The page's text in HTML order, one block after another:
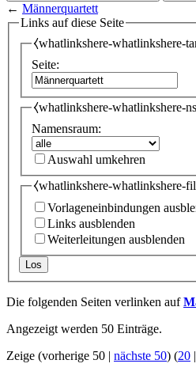
← Männerquartett
Links auf diese Seite
⧼whatlinkshere-whatlinkshere-
Seite:
⧼whatlinkshere-whatlinkshere-
Namensraum:
Auswahl umkehren
⧼whatlinkshere-whatlinkshere-
Vorlageneinbindungen
Links ausblenden
Weiterleitungen ausblenden
Los
Die folgenden Seiten verlinken auf
Angezeigt werden 50 Einträge.
Zeige (vorherige 50 | nächste 50) (20 |